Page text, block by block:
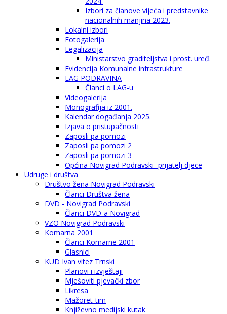
Izbori za članove vijeća i predstavnike
nacionalnih manjina 2023.
Lokalni izbori
Fotogalerija
Legalizacija
Ministarstvo graditeljstva i prost. uređ.
Evidencija Komunalne infrastrukture
LAG PODRAVINA
Članci o LAG-u
Videogalerija
Monografija iz 2001.
Kalendar događanja 2025.
Izjava o pristupačnosti
Zaposli pa pomozi
Zaposli pa pomozi 2
Zaposli pa pomozi 3
Općina Novigrad Podravski- prijatelj djece
Udruge i društva
Društvo žena Novigrad Podravski
Članci Društva žena
DVD - Novigrad Podravski
Članci DVD-a Novigrad
VZO Novigrad Podravski
Komarna 2001
Članci Komarne 2001
Glasnici
KUD Ivan vitez Trnski
Planovi i izvještaji
Mješoviti pjevački zbor
Likresa
Mažoret-tim
Književno medijski kutak